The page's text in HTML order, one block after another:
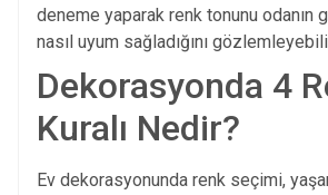
deneme yaparak renk tonunu odanın
nasıl uyum sağladığını
Dekorasyonda 4
Kuralı Nedir?
Ev dekorasyonunda renk seçimi,